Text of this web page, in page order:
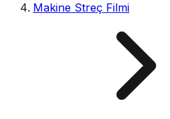
Makine Streç Filmi